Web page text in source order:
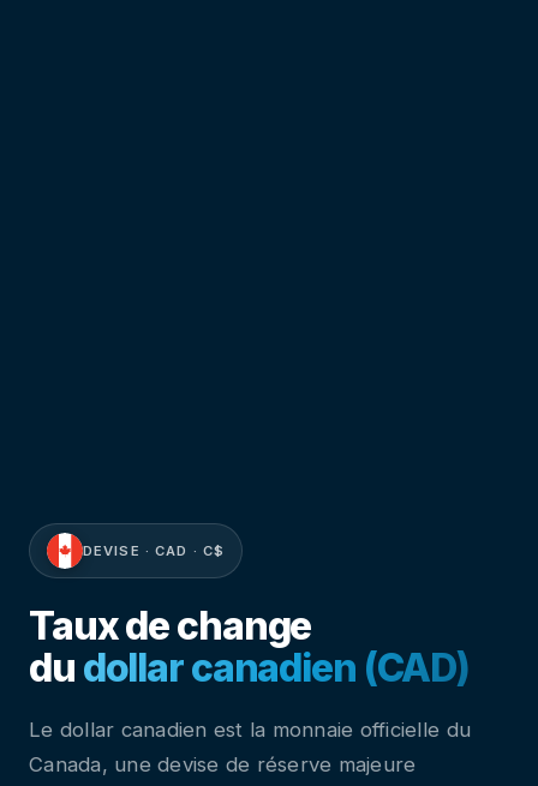
DEVISE · CAD · C$
Taux de change
du dollar canadien (CAD)
Le dollar canadien est la monnaie officielle du
Canada, une devise de réserve majeure